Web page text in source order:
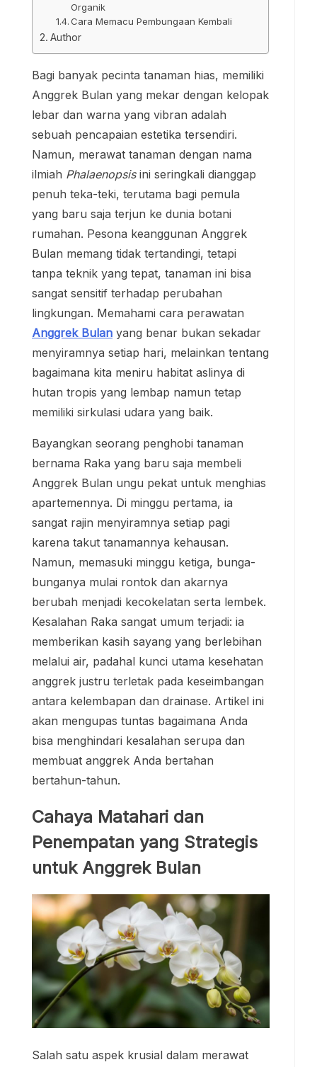
Organik
Cara Memacu Pembungaan Kembali
Author
Bagi banyak pecinta tanaman hias, memiliki
Anggrek Bulan yang mekar dengan kelopak
lebar dan warna yang vibran adalah
sebuah pencapaian estetika tersendiri.
Namun, merawat tanaman dengan nama
ilmiah Phalaenopsisini seringkali dianggap
penuh teka-teki, terutama bagi pemula
yang baru saja terjun ke dunia botani
rumahan. Pesona keanggunan Anggrek
Bulan memang tidak tertandingi, tetapi
tanpa teknik yang tepat, tanaman ini bisa
sangat sensitif terhadap perubahan
lingkungan. Memahami cara perawatan
Anggrek Bulan yang benar bukan sekadar
menyiramnya setiap hari, melainkan tentang
bagaimana kita meniru habitat aslinya di
hutan tropis yang lembap namun tetap
memiliki sirkulasi udara yang baik.
Bayangkan seorang penghobi tanaman
bernama Raka yang baru saja membeli
Anggrek Bulan ungu pekat untuk menghias
apartemennya. Di minggu pertama, ia
sangat rajin menyiramnya setiap pagi
karena takut tanamannya kehausan.
Namun, memasuki minggu ketiga, bunga-
bunganya mulai rontok dan akarnya
berubah menjadi kecokelatan serta lembek.
Kesalahan Raka sangat umum terjadi: ia
memberikan kasih sayang yang berlebihan
melalui air, padahal kunci utama kesehatan
anggrek justru terletak pada keseimbangan
antara kelembapan dan drainase. Artikel ini
akan mengupas tuntas bagaimana Anda
bisa menghindari kesalahan serupa dan
membuat anggrek Anda bertahan
bertahun-tahun.
Cahaya Matahari dan
Penempatan yang Strategis
untuk Anggrek Bulan
Salah satu aspek krusial dalam merawat